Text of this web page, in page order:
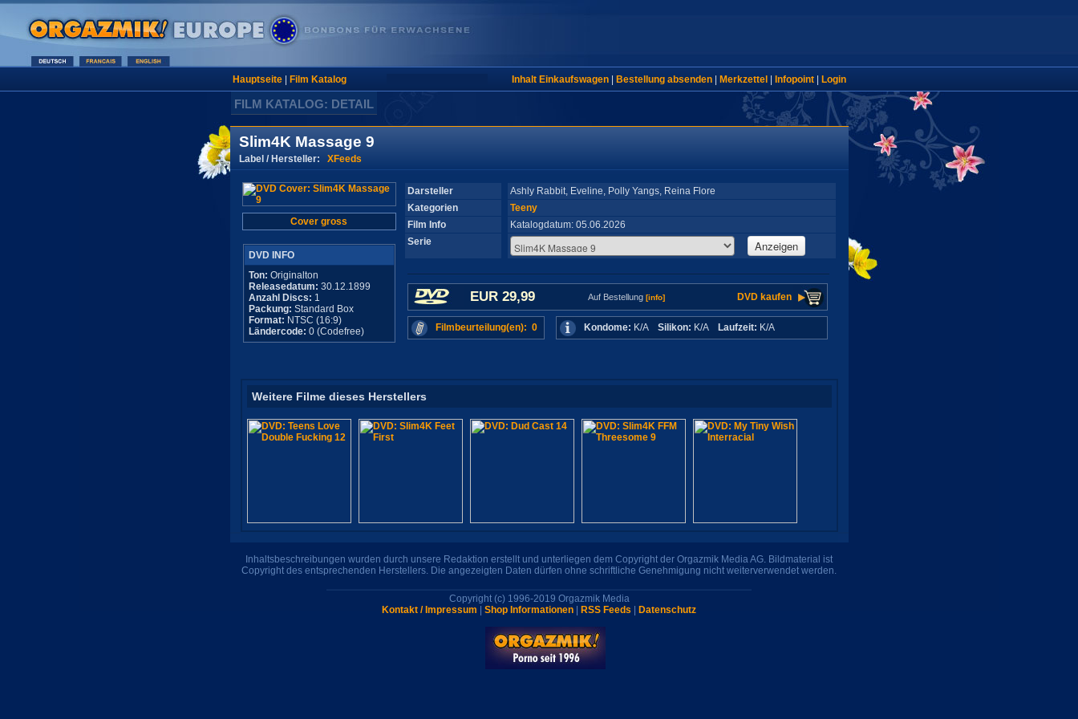
Hauptseite| Film Katalog Inhalt Einkaufswagen| Bestellung absenden| Merkzettel Infopoint| Login
FILM KATALOG: DETAIL
Slim4K Massage 9
Label / Hersteller: XFeeds
Cover gross
DVD INFO
Ton: Originalton
Releasedatum: 30.12.1899
Anzahl Discs: 1
Packung: Standard Box
Format: NTSC (16:9)
Ländercode: 0 (Codefree)
Darsteller
Ashly Rabbit, Eveline, Polly Yangs, Reina Flore
Kategorien
Teeny
Film Info
Katalogdatum: 05.06.2026
Serie
Anzeigen
EUR 29,99 Auf Bestellung [info] DVD kaufen
Filmbeurteilung(en): 0 Kondome: K/A Silikon: K/A Laufzeit: K/A
Weitere Filme dieses Herstellers
Inhaltsbeschreibungen wurden durch unsere Redaktion erstellt und unterliegen dem Copyright der Orgazmik Media AG. Bildmaterial ist
Copyright des entsprechenden Herstellers. Die angezeigten Daten dürfen ohne schriftliche Genehmigung nicht weiterverwendet werden.
Copyright (c) 1996-2019 Orgazmik Media
Kontakt / Impressum
Shop Informationen RSS Feeds Datenschutz